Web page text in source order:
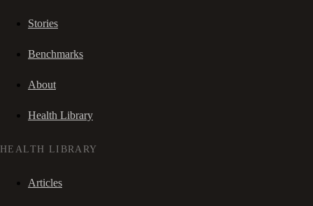
Stories
Benchmarks
About
Health Library
HEALTH LIBRARY
Articles